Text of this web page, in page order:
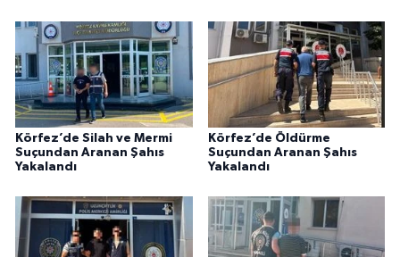
Körfez’de Silah ve Mermi
Suçundan Aranan Şahıs
Yakalandı
Körfez’de Öldürme
Suçundan Aranan Şahıs
Yakalandı